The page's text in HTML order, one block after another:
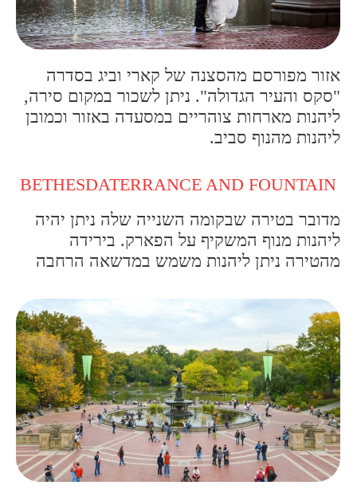
אזור מפורסם מהסצנה של קארי וביג בסדרה
"סקס והעיר הגדולה". ניתן לשכור במקום סירה,
ליהנות מארחות צוהריים במסעדה באזור וכמובן
ליהנות מהנוף סביב.
BETHESDATERRANCE AND FOUNTAIN
מדובר בטירה שבקומה השנייה שלה ניתן יהיה
ליהנות מנוף המשקיף על הפארק. בירידה
מהטירה ניתן ליהנות משמש במדשאה הרחבה